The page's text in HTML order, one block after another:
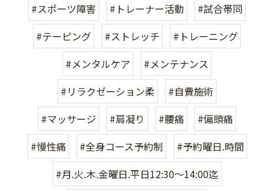
#スポーツ障害
#トレーナー活動
#試合帯同
#テーピング
#ストレッチ
#トレーニング
#メンタルケア
#メンテナンス
#リラクゼーション柔
#自費施術
#マッサージ
#肩凝り #腰痛
#偏頭痛
#慢性痛
#全身コース予約制
#予約曜日.時間
#月.火.木.金曜日.平日12:30〜14:00迄